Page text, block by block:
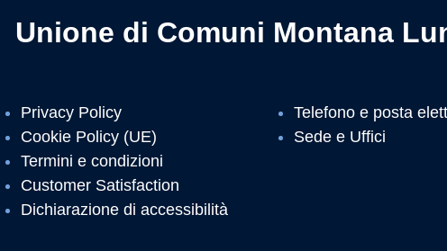
Unione di Comuni Montana
Privacy Policy
Cookie Policy (UE)
Termini e condizioni
Customer Satisfaction
Dichiarazione di accessibilità
Telefono e posta
Sede e Uffici